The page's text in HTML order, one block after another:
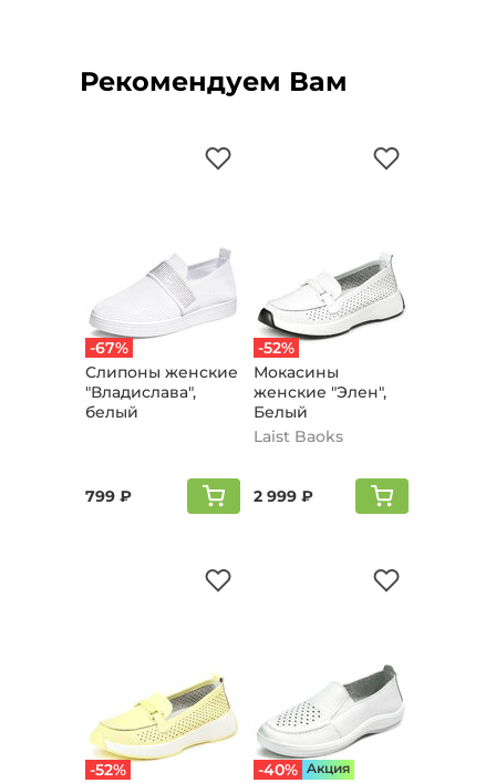
Рекомендуем Вам
-67%
Слипоны женские
"Владислава",
белый
799 ₽
-52%
Мокасины
женские "Элен",
Белый
Laist Baoks
2 999 ₽
-52%
-40% Aкция